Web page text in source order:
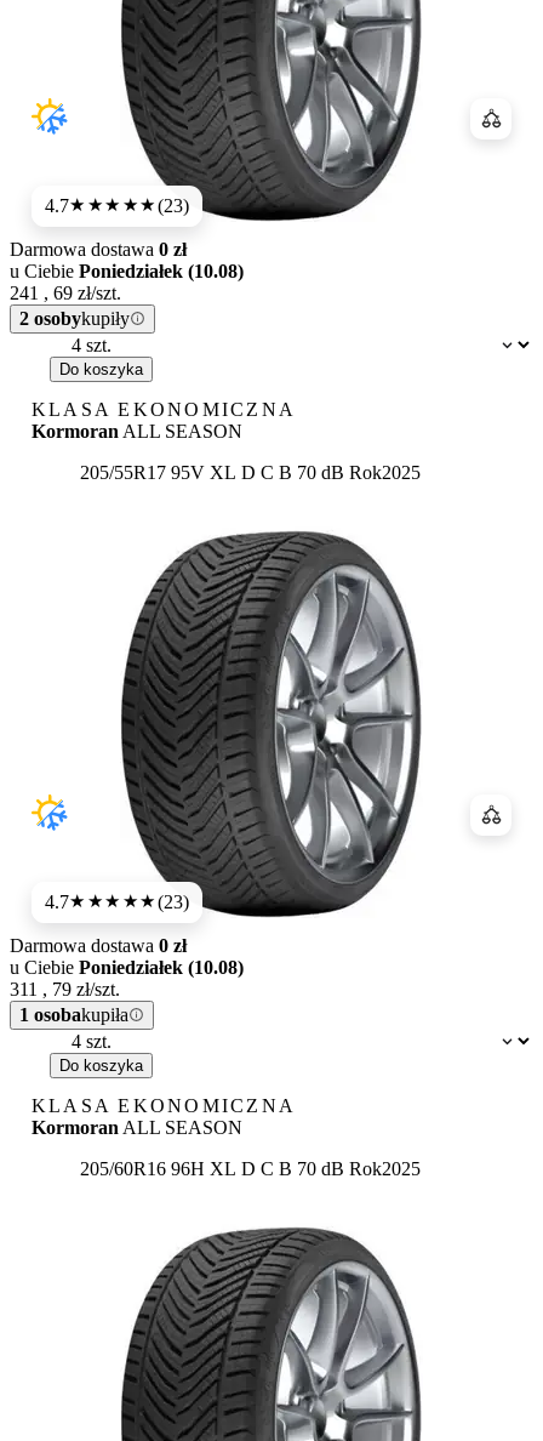
4.7★★★★★(23)
Dostępność:
Darmowa dostawa 0 zł
u Ciebie Poniedziałek (10.08)
241 , 69 zł/szt.
2 osobykupiły
Do koszyka
KLASA EKONOMICZNA
Kormoran ALL SEASON
205/55R17 95V XL Etykieta:
D C B 70 dB Rok2025
4.7★★★★★(23)
Dostępność:
Darmowa dostawa 0 zł
u Ciebie Poniedziałek (10.08)
311 , 79 zł/szt.
1 osobakupiła
Do koszyka
KLASA EKONOMICZNA
Kormoran ALL SEASON
205/60R16 96H XL Etykieta:
D C B 70 dB Rok2025